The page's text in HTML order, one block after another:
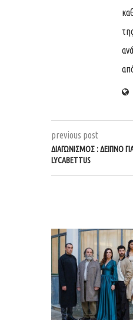
previous post
ΔΙΑΓΩΝΙΣΜΌΣ : ΔΕΊΠΝΟ
LYCABETTUS